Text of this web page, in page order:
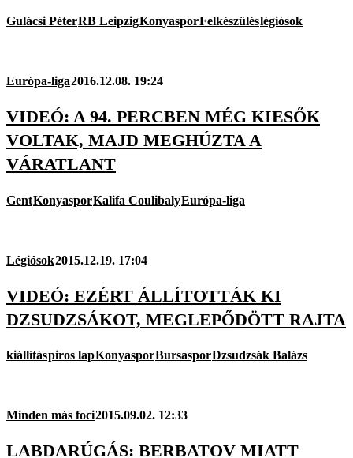
Gulácsi PéterRB LeipzigKonyasporFelkészüléslégiósok
Európa-liga2016.12.08. 19:24
VIDEÓ: A 94. PERCBEN MÉG KIESŐK
VOLTAK, MAJD MEGHÚZTA A
VÁRATLANT
GentKonyasporKalifa CoulibalyEurópa-liga
Légiósok2015.12.19. 17:04
VIDEÓ: EZÉRT ÁLLÍTOTTÁK KI
DZSUDZSÁKOT, MEGLEPŐDÖTT RAJTA
kiállításpiros lapKonyasporBursasporDzsudzsák Balázs
Minden más foci2015.09.02. 12:33
LABDARÚGÁS: BERBATOV MIATT